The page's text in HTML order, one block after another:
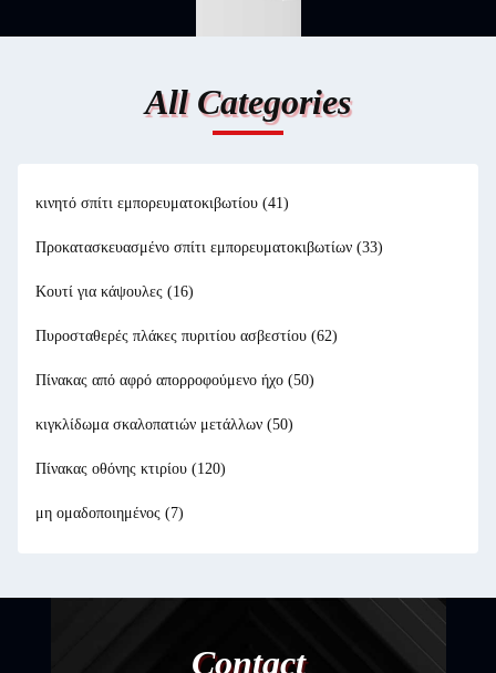
All Categories
κινητό σπίτι εμπορευματοκιβωτίου (41)
Προκατασκευασμένο σπίτι εμπορευματοκιβωτίων (33)
Κουτί για κάψουλες (16)
Πυροσταθερές πλάκες πυριτίου ασβεστίου (62)
Πίνακας από αφρό απορροφούμενο ήχο (50)
κιγκλίδωμα σκαλοπατιών μετάλλων (50)
Πίνακας οθόνης κτιρίου (120)
μη ομαδοποιημένος (7)
Contact